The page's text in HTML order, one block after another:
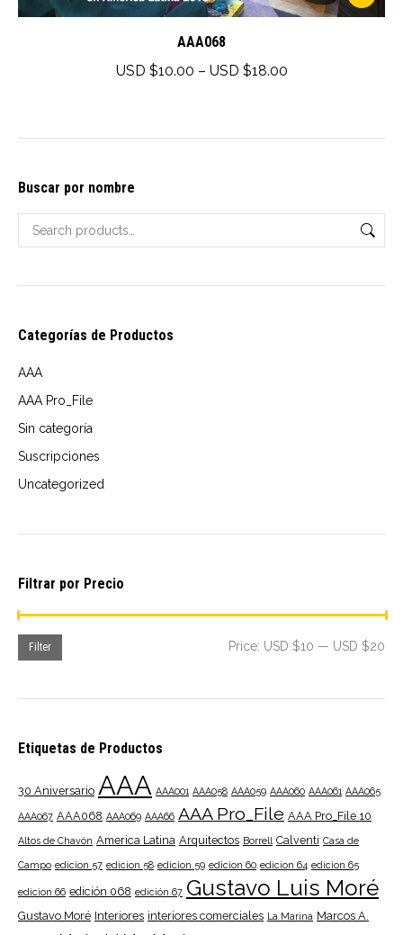
product
options
chosen
on
AAA068
USD $10.00 – USD $18.00Price
Buscar por nombre
Categorías de Productos
AAA
AAA Pro_File
Sin categoría
Suscripciones
Uncategorized
Filtrar por Precio
Filter Price: USD $10 — USD $20
Etiquetas de Productos
30 Aniversario AAA AAA001 AAA058 AAA059 AAA060 AAA061 AAA065
AAA067 AAA068 AAA069 AAA66 AAA Pro_File AAA Pro_File 10
Altos de Chavón America Latina Arquitectos Borrell Calventi Casa de
Campo edicion 57 edicion 58 edicion 59 edicion 60 edicion 64 edicion 65
edicion 66 edición 068 edición 67 Gustavo Luis Moré
Gustavo Moré Interiores interiores comerciales La Marina Marcos A.